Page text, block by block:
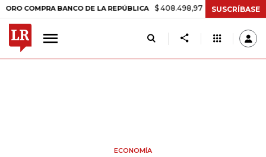
BANCO DE LA REPÚBLICA $ 408.498,97 +$ 8.753,81 +2,19%
SUSCRÍBASE
ECONOMÍA